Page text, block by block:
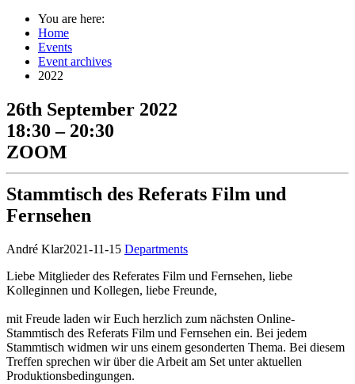
You are here:
Home
Events
Event archives
2022
26th September 2022
18:30 – 20:30
ZOOM
Stammtisch des Referats Film und
Fernsehen
André Klar2021-11-15 Departments
Liebe Mitglieder des Referates Film und Fernsehen, liebe
Kolleginnen und Kollegen, liebe Freunde,
mit Freude laden wir Euch herzlich zum nächsten Online-
Stammtisch des Referats Film und Fernsehen ein. Bei jedem
Stammtisch widmen wir uns einem gesonderten Thema. Bei diesem
Treffen sprechen wir über die Arbeit am Set unter aktuellen
Produktionsbedingungen.